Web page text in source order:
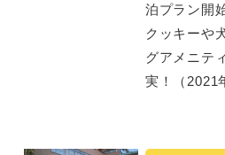
泊プラン開
クッキーや
グアメニテ
実！（2021